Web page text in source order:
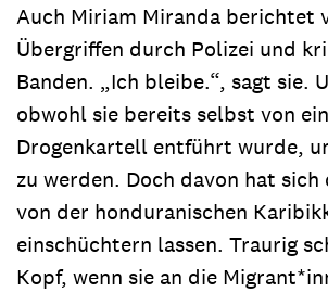
Auch Miriam Miranda berichtet
Übergriffen durch Polizei und
Banden. „Ich bleibe.“, sagt sie.
obwohl sie bereits selbst von
Drogenkartell entführt wurde,
zu werden. Doch davon hat sich
von der honduranischen
einschüchtern lassen. Traurig
Kopf, wenn sie an die